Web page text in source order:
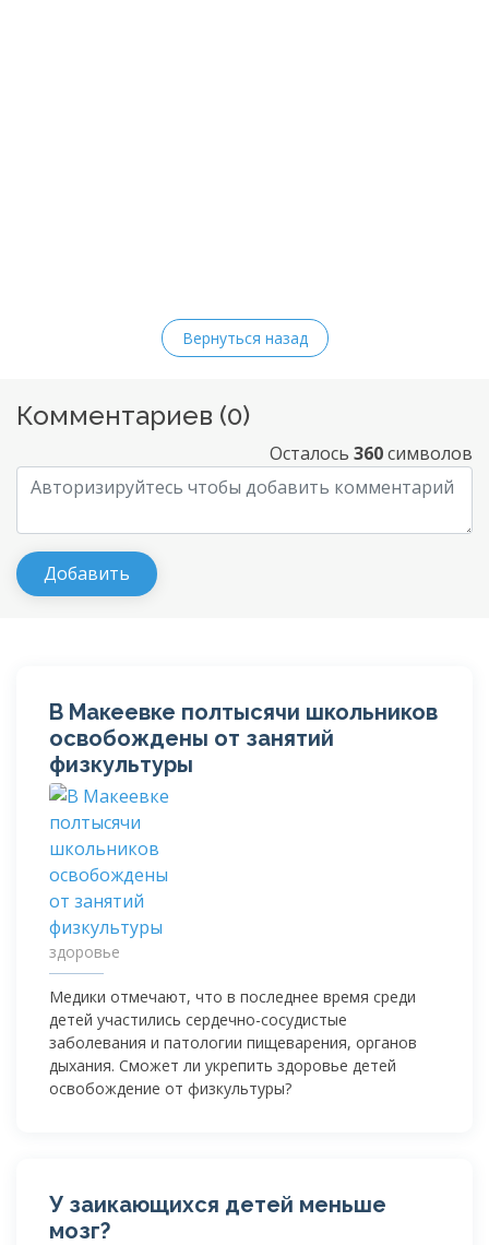
Вернуться назад
Комментариев (0)
Осталось 360символов
В Макеевке полтысячи школьников
освобождены от занятий
физкультуры
здоровье
Медики отмечают, что в последнее время среди
детей участились сердечно-сосудистые
заболевания и патологии пищеварения, органов
дыхания. Сможет ли укрепить здоровье детей
освобождение от физкультуры?
У заикающихся детей меньше
мозг?